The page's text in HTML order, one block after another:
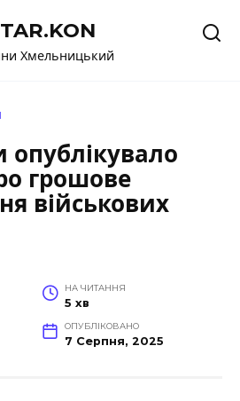
Хмельницький
опублікувало
грошове
військових
НА ЧИТАННЯ
5 хв
ОПУБЛІКОВАНО
7 Серпня, 2025